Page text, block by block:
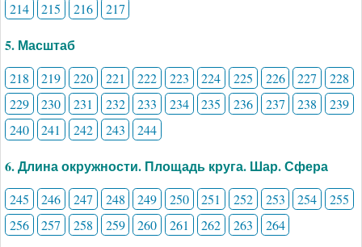
214 215 216 217
5. Масштаб
218 219 220 221 222 223 224 225 226 227
228
229
230 231 232 233 234 235 236 237 238
239
240
241 242 243 244
6. Длина окружности. Площадь круга. Шар. Сфера
245 246 247 248 249 250 251 252 253 254
255
256
257 258 259 260 261 262 263 264